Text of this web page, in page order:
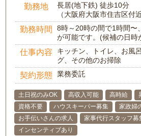
勤務地
長居(地下鉄) 徒歩10分
（大阪府大阪市住吉区付近
勤務時間
8時～20時の間で1時間〜
が可能です。(候補の日時
仕事内容
キッチン、トイレ、お風
グ、その他のお掃除
契約形態 業務委託
土日祝のみOK 高収入可能 高時給
資格不要
ハウスキーパー募集
家政婦
お手伝いさんの求人
家事代行スタッフ募
インセンティブあり